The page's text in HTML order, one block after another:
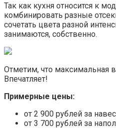
Так как кухня относится к
комбинировать разные
сочетать цвета разной
занимаются, собственно.
Отметим, что максимальная
Впечатляет!
Примерные цены:
от 2 900 рублей за
от 3 700 рублей за